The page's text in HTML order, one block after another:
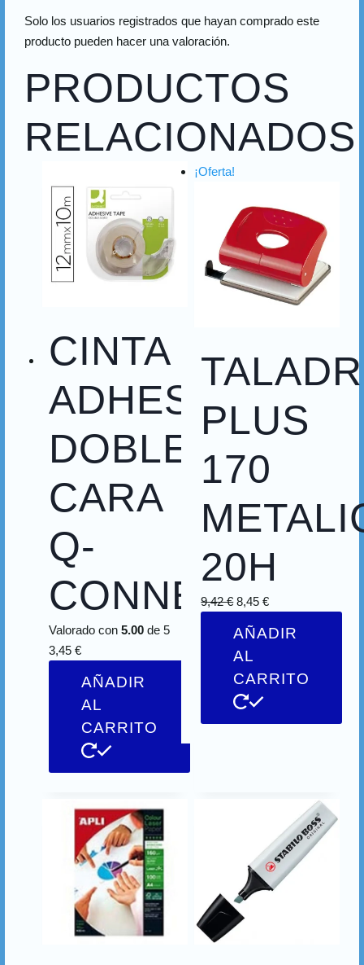
Solo los usuarios registrados que hayan comprado este
producto pueden hacer una valoración.
PRODUCTOS
RELACIONADOS
CINTA
ADHESIVA
DOBLE
CARA
Q-
CONNECT
Valorado con5.00 de 5
3,45€
AÑADIR
AL
CARRITO
¡Oferta!
PLUS
170
20H
9,42€ 8,45€
AÑADIR
AL
CARRITO